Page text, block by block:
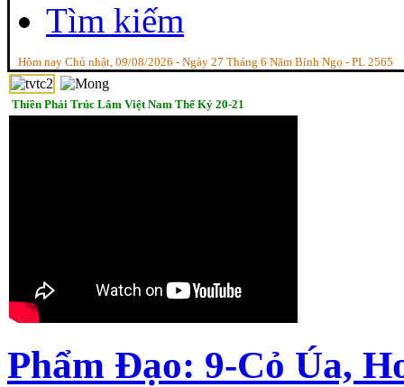
Tìm kiếm
Hôm nay Chủ nhật, 09/08/2026 - Ngày 27 Tháng 6 Năm Bính Ngọ - PL 2565
Thiền Phái Trúc Lâm Việt Nam Thế Kỷ 20-21
Phẩm Đạo: 9-Cỏ Úa,